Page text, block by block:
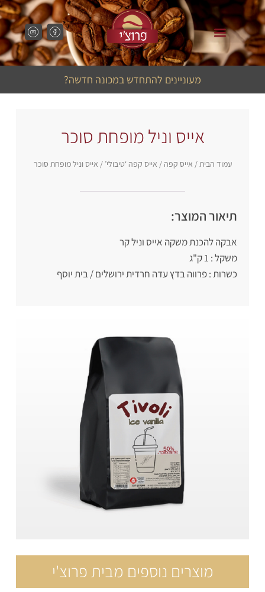
מעוניינים להתחדש במכונה חדשה?
אייס וניל מופחת סוכר
עמוד הבית/ אייס קפה / אייס קפה ‘טיבולי’ / אייס וניל מופחת סוכר
תיאור המוצר:
אבקה להכנת משקה אייס וניל קר
משקל : 1 ק"ג
כשרות : פרווה בדץ עדה חרדית ירושלים / בית יוסף
מוצרים נוספים מבית פרוצ'י